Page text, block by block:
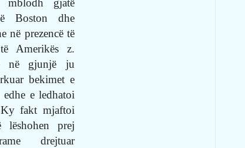
gjatë
Boston dhe
në prezencë të
Amerikës z.
në gjunjë ju
bekimet e
e ledhatoi
Ky fakt mjaftoi
lëshohen prej
drejtuar